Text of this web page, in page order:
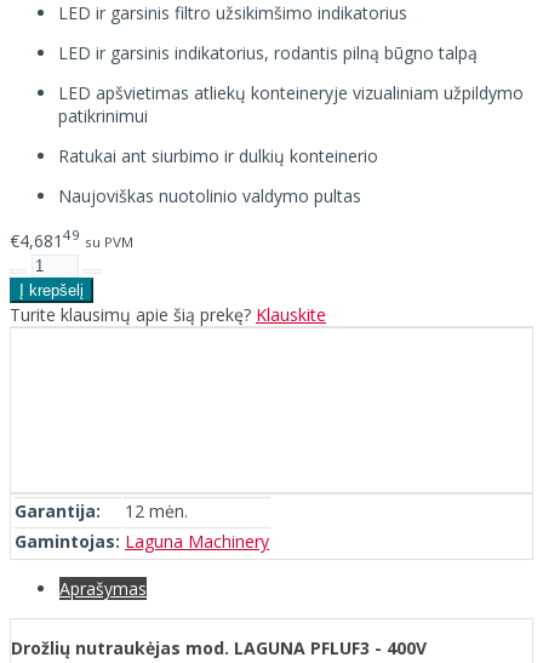
LED ir garsinis filtro užsikimšimo indikatorius
LED ir garsinis indikatorius, rodantis pilną būgno talpą
LED apšvietimas atliekų konteineryje vizualiniam užpildymo
patikrinimui
Ratukai ant siurbimo ir dulkių konteinerio
Naujoviškas nuotolinio valdymo pultas
€4,681 49 su PVM
Turite klausimų apie šią prekę? Klauskite
Garantija:
12 mėn.
Gamintojas: Laguna Machinery
Aprašymas
Drožlių nutraukėjas mod. LAGUNA PFLUF3 - 400V